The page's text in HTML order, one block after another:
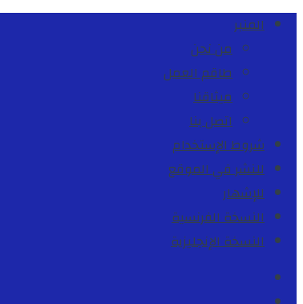
المنبر
من نحن
طاقم العمل
ميثاقنا
اتصل بنا
شروط الإستخدام
للنشر في الموقع
للإشهار
النسخة الفرنسية
النسخة الإنجليزية